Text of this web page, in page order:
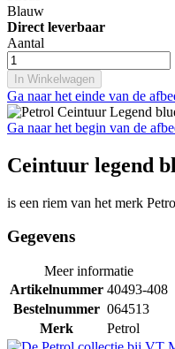
Blauw
Direct leverbaar
Aantal
In Winkelwagen
Ga naar het einde van de
Ga naar het begin van de
Ceintuur legend
is een riem van het merk
Gegevens
Meer informatie
Artikelnummer 40493-408
Bestelnummer 064513
Merk
Petrol